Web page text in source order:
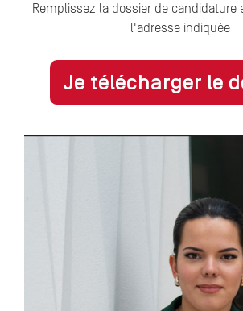
Remplissez la dossier de candidature
l'adresse indiquée
Je télécharger le